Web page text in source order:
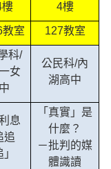
樓 4樓
教室 127教室
科/
女
中
公民科/內
湖高中
利息
追
「真實」是
什麼？
－批判的媒
體識讀